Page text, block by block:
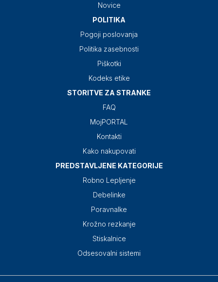
Novice
POLITIKA
Pogoji poslovanja
Politika zasebnosti
Piškotki
Kodeks etike
STORITVE ZA STRANKE
FAQ
MojPORTAL
Kontakti
Kako nakupovati
PREDSTAVLJENE KATEGORIJE
Robno Lepljenje
Debelinke
Poravnalke
Krožno rezkanje
Stiskalnice
Odsesovalni sistemi